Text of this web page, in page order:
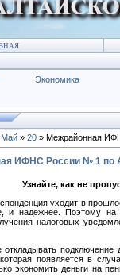
Экономика
Май » 20 » Межрайонная
ИФНС России № 1 по
Узнайте, как не
уходит в
и надежнее. Поэтому на
налоговых
подключение
появляется в
экономить деньги на